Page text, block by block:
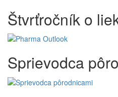
Štvrťročník o
Sprievodca